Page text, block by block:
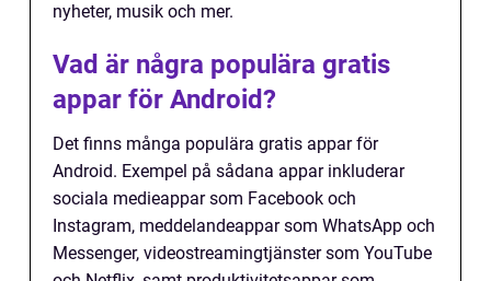
nyheter, musik och mer.
Vad är några populära gratis
appar för Android?
Det finns många populära gratis appar för
Android. Exempel på sådana appar inkluderar
sociala medieappar som Facebook och
Instagram, meddelandeappar som WhatsApp och
Messenger, videostreamingtjänster som YouTube